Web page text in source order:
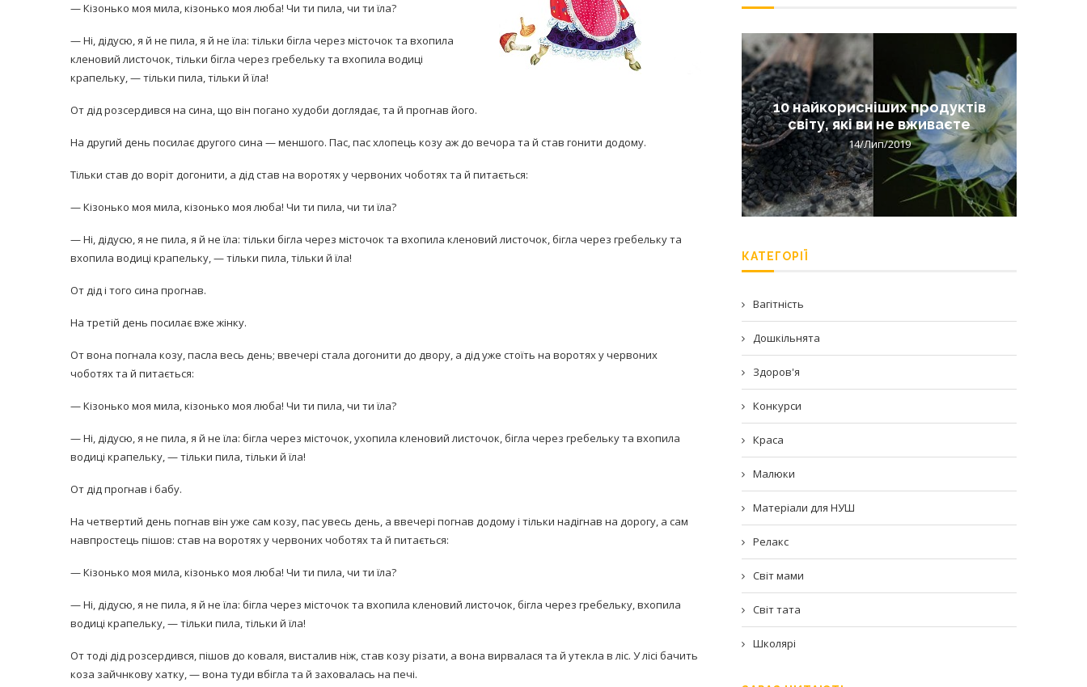
— Кізонько моя мила, кізонько моя люба! Чи ти пила, чи ти їла?
— Ні, дідусю, я й не пила, я й не їла: тільки бігла через місточок та вхопила
кленовий листочок, тільки бігла через гребельку та вхопила водиці
крапельку, — тільки пила, тільки й їла!
От дід розсердився на сина, що він погано худоби доглядає, та й прогнав його.
На другий день посилає другого сина — меншого. Пас, пас хлопець козу аж до вечора та й став гонити додому.
Тільки став до воріт догонити, а дід став на воротях у червоних чоботях та й питається:
— Кізонько моя мила, кізонько моя люба! Чи ти пила, чи ти їла?
— Ні, дідусю, я не пила, я й не їла: тільки бігла через місточок та вхопила кленовий листочок, бігла через гребельку та
вхопила водиці крапельку, — тільки пила, тільки й їла!
От дід і того сина прогнав.
На третій день посилає вже жінку.
От вона погнала козу, пасла весь день; ввечері стала догонити до двору, а дід уже стоїть на воротях у червоних
чоботях та й питається:
— Кізонько моя мила, кізонько моя люба! Чи ти пила, чи ти їла?
— Ні, дідусю, я не пила, я й не їла: бігла через місточок, ухопила кленовий листочок, бігла через гребельку та вхопила
водиці крапельку, — тільки пила, тільки й їла!
От дід прогнав і бабу.
На четвертий день погнав він уже сам козу, пас увесь день, а ввечері погнав додому і тільки надігнав на дорогу, а сам
навпростець пішов: став на воротях у червоних чоботях та й питається:
— Кізонько моя мила, кізонько моя люба! Чи ти пила, чи ти їла?
— Ні, дідусю, я не пила, я й не їла: бігла через місточок та вхопила кленовий листочок, бігла через гребельку, вхопила
водиці крапельку, — тільки пила, тільки й їла!
От тоді дід розсердився, пішов до коваля, висталив ніж, став козу різати, а вона вирвалася та й утекла в ліс. У лісі бачить
коза зайчнкову хатку, — вона туди вбігла та й заховалась на печі.
никакого кипятка
Лікарі назвали симптоми
14/Бер/2020
08/Січ/2021
10 найкорисніших продуктів
світу, які ви не вживаєте
14/Лип/2019
КАТЕГОРІЇ
Вагітність
Дошкільнята
Здоров'я
Конкурси
Краса
Малюки
Матеріали для НУШ
Релакс
Світ мами
Світ тата
Школярі